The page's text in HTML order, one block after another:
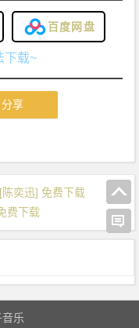
百度网盘
下载~
分享
奕迅] 免费下载
费下载
乐